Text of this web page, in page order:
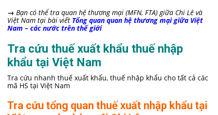
→ Bạn có thể tra quan hệ thương mại (MFN, FTA) giữa Chi Lê và
Việt Nam tại bài viết Tổng quan quan hệ thương mại giữa Việt
Nam – các nước trên thế giới
Tra cứu thuế xuất khẩu thuế nhập
khẩu tại Việt Nam
Tra cứu nhanh thuế xuất khẩu, thuế nhập khẩu cho tất cả các
mã HS tại Việt Nam
Tra cứu tổng quan thuế xuất nhập khẩu tại